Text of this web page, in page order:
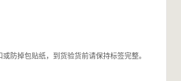
防掉包贴纸，到货验货前请保持标签完整。